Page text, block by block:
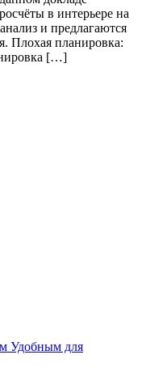
в интерьере на
и предлагаются
Плохая планировка:
[…]
Удобным для